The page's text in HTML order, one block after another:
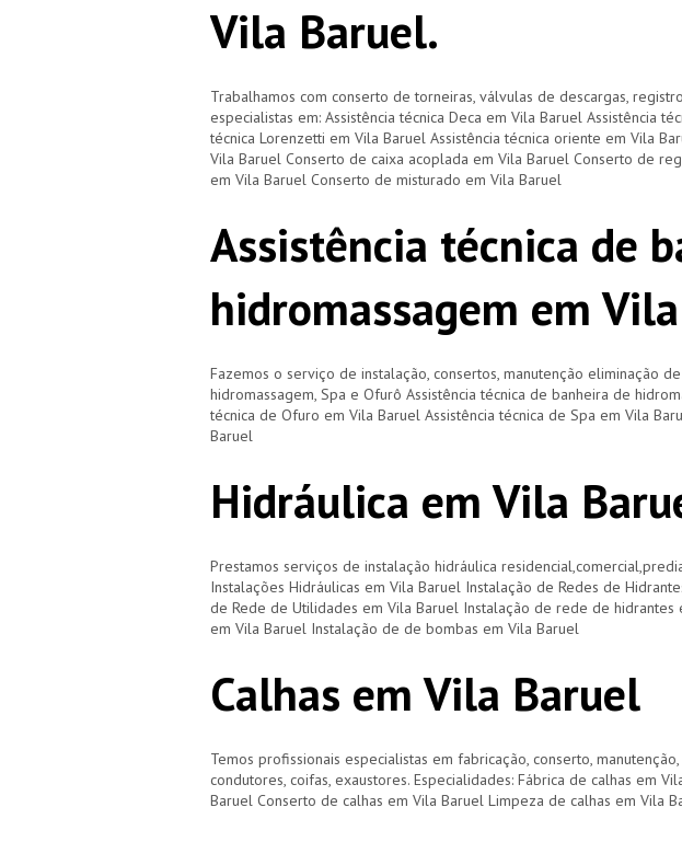
Vila Baruel.
Trabalhamos com conserto de torneiras, válvulas de descargas,
especialistas em: Assistência técnica Deca em Vila Baruel Assistência
técnica Lorenzetti em Vila Baruel Assistência técnica oriente em Vila
Vila Baruel Conserto de caixa acoplada em Vila Baruel Conserto de
em Vila Baruel Conserto de misturado em Vila Baruel
Assistência técnica de
hidromassagem em
Fazemos o serviço de instalação, consertos, manutenção eliminação
hidromassagem, Spa e Ofurô Assistência técnica de banheira de
técnica de Ofuro em Vila Baruel Assistência técnica de Spa em Vila
Baruel
Hidráulica em Vila
Prestamos serviços de instalação hidráulica
Instalações Hidráulicas em Vila Baruel Instalação de Redes de
de Rede de Utilidades em Vila Baruel Instalação de rede de
em Vila Baruel Instalação de de bombas em Vila Baruel
Calhas em Vila Baruel
Temos profissionais especialistas em fabricação, conserto,
condutores, coifas, exaustores. Especialidades: Fábrica de calhas em
Baruel Conserto de calhas em Vila Baruel Limpeza de calhas em Vila